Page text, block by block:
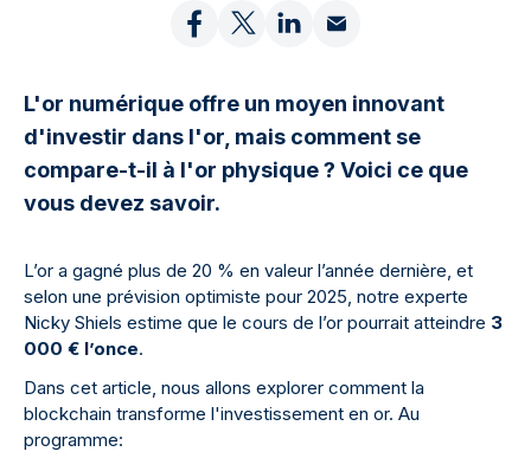
L'or numérique offre un moyen innovant
d'investir dans l'or, mais comment se
compare-t-il à l'or physique ? Voici ce que
vous devez savoir.
L’or a gagné plus de 20 % en valeur l’année dernière, et
selon une prévision optimiste pour 2025, notre experte
Nicky Shiels estime que le cours de l’or pourrait atteindre 3
000 € l’once.
Dans cet article, nous allons explorer comment la
blockchain transforme l'investissement en or. Au
programme: